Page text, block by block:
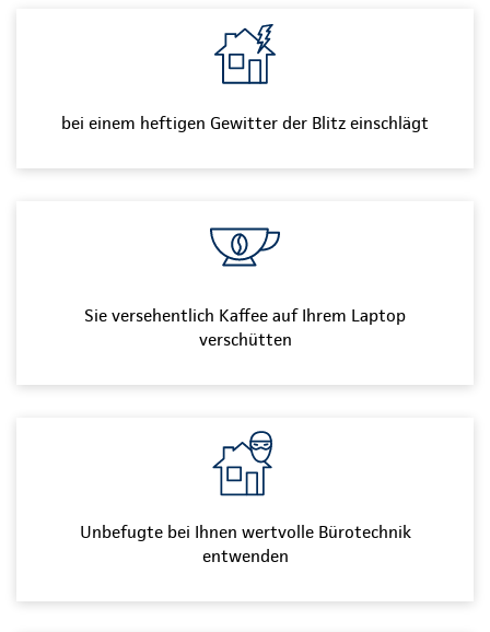
bei einem heftigen Gewitter der Blitz einschlägt
Sie versehentlich Kaffee auf Ihrem Laptop
verschütten
Unbefugte bei Ihnen wertvolle Bürotechnik
entwenden